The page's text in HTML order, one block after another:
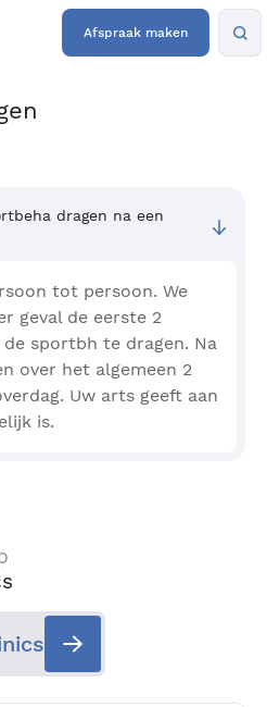
Afspraak maken
dragen na een
tot persoon. We
geval de eerste 2
sportbh te dragen. Na
over het algemeen 2
Uw arts geeft aan
is.